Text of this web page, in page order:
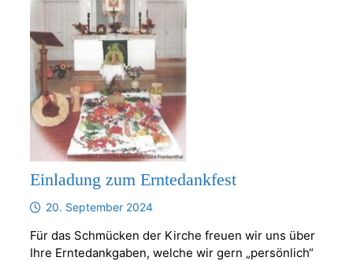
Einladung zum Erntedankfest
20. September 2024
Für das Schmücken der Kirche freuen wir uns über
Ihre Erntedankgaben, welche wir gern „persönlich“